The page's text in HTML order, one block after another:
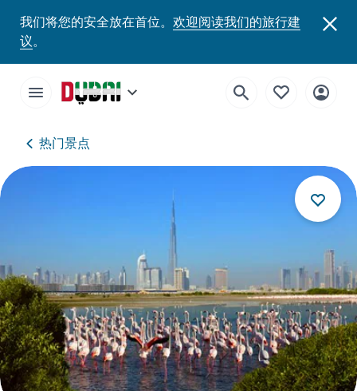
我们将您的安全放在首位。 欢迎阅读我们的旅行建
议。
热门景点